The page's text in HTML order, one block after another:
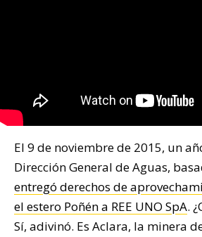
El 9 de noviembre de 2015, un
Dirección General de Aguas,
entregó derechos de
el estero Poñén a REE UNO SpA.
Sí, adivinó. Es Aclara, la minera